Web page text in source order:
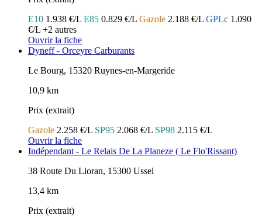
E10 1.938 €/L E85 0.829 €/L Gazole 2.188 €/L GPLc 1.090
€/L +2 autres
Ouvrir la fiche
Dyneff - Orceyre Carburants
Le Bourg, 15320 Ruynes-en-Margeride
10,9 km
Prix (extrait)
Gazole 2.258 €/L SP95 2.068 €/L SP98 2.115 €/L
Ouvrir la fiche
Indépendant - Le Relais De La Planeze ( Le Flo'Rissant)
38 Route Du Lioran, 15300 Ussel
13,4 km
Prix (extrait)